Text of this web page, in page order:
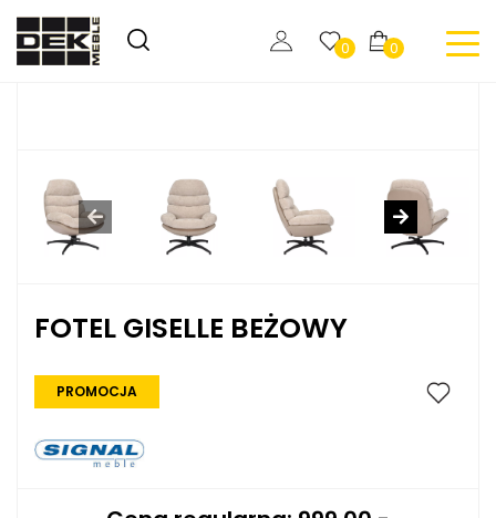
0 0
FOTEL GISELLE BEŻOWY
PROMOCJA